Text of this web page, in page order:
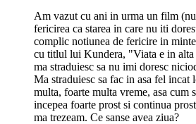
Am vazut cu ani in urma un film
fericirea ca starea in care nu iti
complic notiunea de fericire in
cu titlul lui Kundera, "Viata e in alta
ma straduiesc sa nu imi doresc
Ma straduiesc sa fac in asa fel
multa, foarte multa vreme, asa cum
incepea foarte prost si continua
ma trezeam. Ce sanse avea ziua?